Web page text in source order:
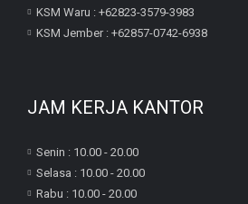
KSM Waru : +62823-3579-3983
KSM Jember : +62857-0742-6938
JAM KERJA KANTOR
Senin : 10.00 - 20.00
Selasa : 10.00 - 20.00
Rabu : 10.00 - 20.00